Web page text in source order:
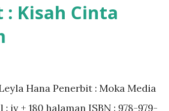
Kisah Cinta
Hana Penerbit : Moka Media
iv + 180 halaman ISBN : 978-979-